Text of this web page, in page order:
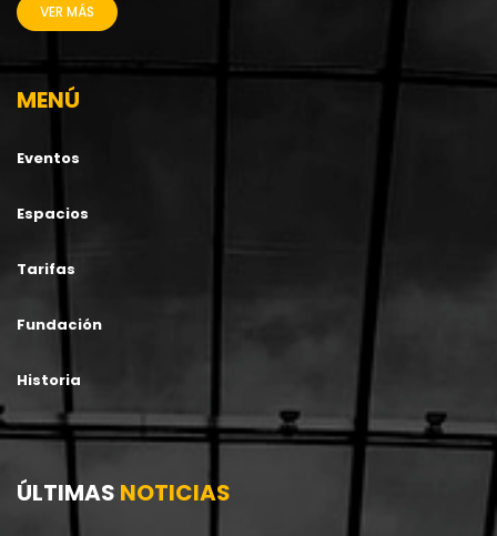
VER MÁS
MENÚ
Eventos
Espacios
Tarifas
Fundación
Historia
ÚLTIMAS NOTICIAS